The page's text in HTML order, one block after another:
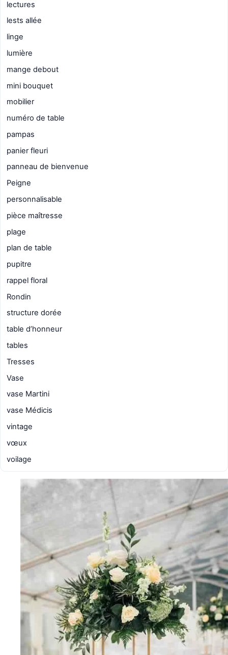
lectures
lests allée
linge
lumière
mange debout
mini bouquet
mobilier
numéro de table
pampas
panier fleuri
panneau de bienvenue
Peigne
personnalisable
pièce maîtresse
plage
plan de table
pupitre
rappel floral
Rondin
structure dorée
table d’honneur
tables
Tresses
Vase
vase Martini
vase Médicis
vintage
vœux
voilage